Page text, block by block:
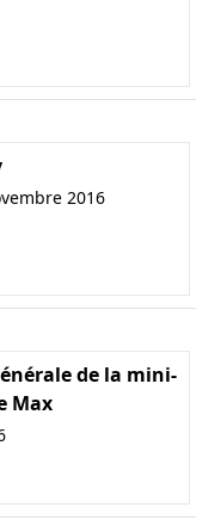
2016
de la mini-
Max